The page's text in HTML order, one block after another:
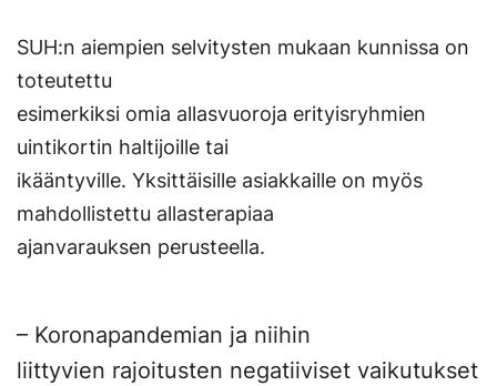
SUH:n aiempien selvitysten mukaan kunnissa on
toteutettu
esimerkiksi omia allasvuoroja erityisryhmien
uintikortin haltijoille tai
ikääntyville. Yksittäisille asiakkaille on myös
mahdollistettu allasterapiaa
ajanvarauksen perusteella.
– Koronapandemian ja niihin
liittyvien rajoitusten negatiiviset vaikutukset